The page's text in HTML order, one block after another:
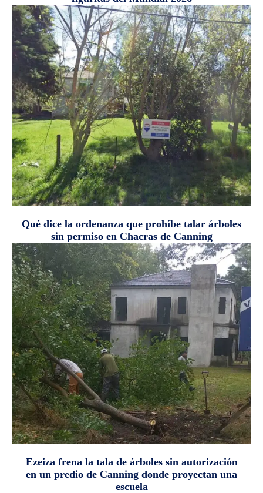
Qué dice la ordenanza que prohíbe talar árboles
sin permiso en Chacras de Canning
Ezeiza frena la tala de árboles sin autorización
en un predio de Canning donde proyectan una
escuela